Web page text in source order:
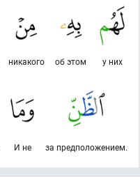
у них
об этом
никакого
за предположением.
И не